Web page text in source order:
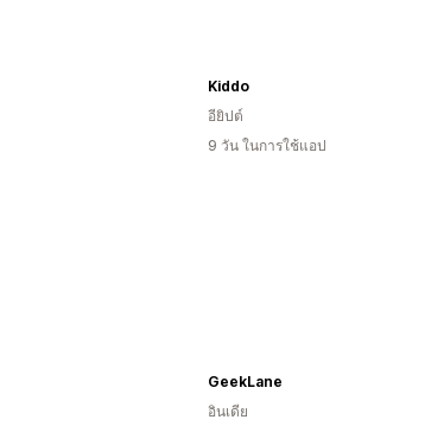
Kiddo
อียิปต์
9 วัน ในการใช้แอป
GeekLane
อินเดีย